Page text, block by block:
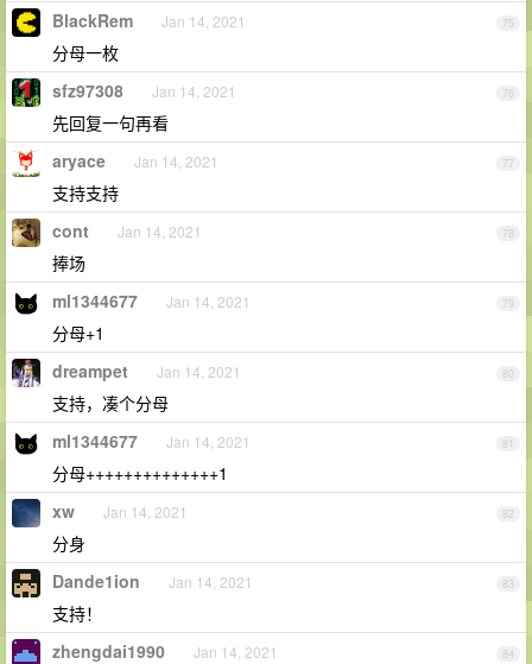
75
BlackRem Jan 14, 2021
分母一枚
76
sfz97308 Jan 14, 2021
先回复一句再看
77
aryace Jan 14, 2021
支持支持
78
cont Jan 14, 2021
捧场
79
ml1344677 Jan 14, 2021
分母+1
80
dreampet Jan 14, 2021
支持，凑个分母
81
ml1344677 Jan 14, 2021
分母++++++++++++++1
82
xw Jan 14, 2021
分身
83
Dande1ion Jan 14, 2021
支持！
84
zhengdai1990 Jan 14, 2021